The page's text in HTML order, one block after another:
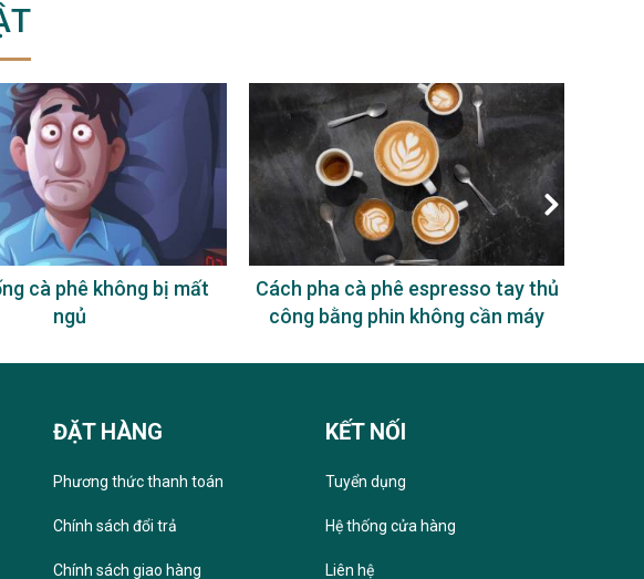
cà phê không bị mất
ngủ
Cách pha cà phê espresso tay thủ
công bằng phin không cần máy
ĐẶT HÀNG
Phương thức thanh toán
Chính sách đổi trả
Chính sách giao hàng
KẾT NỐI
Tuyển dụng
Hệ thống cửa hàng
Liên hệ